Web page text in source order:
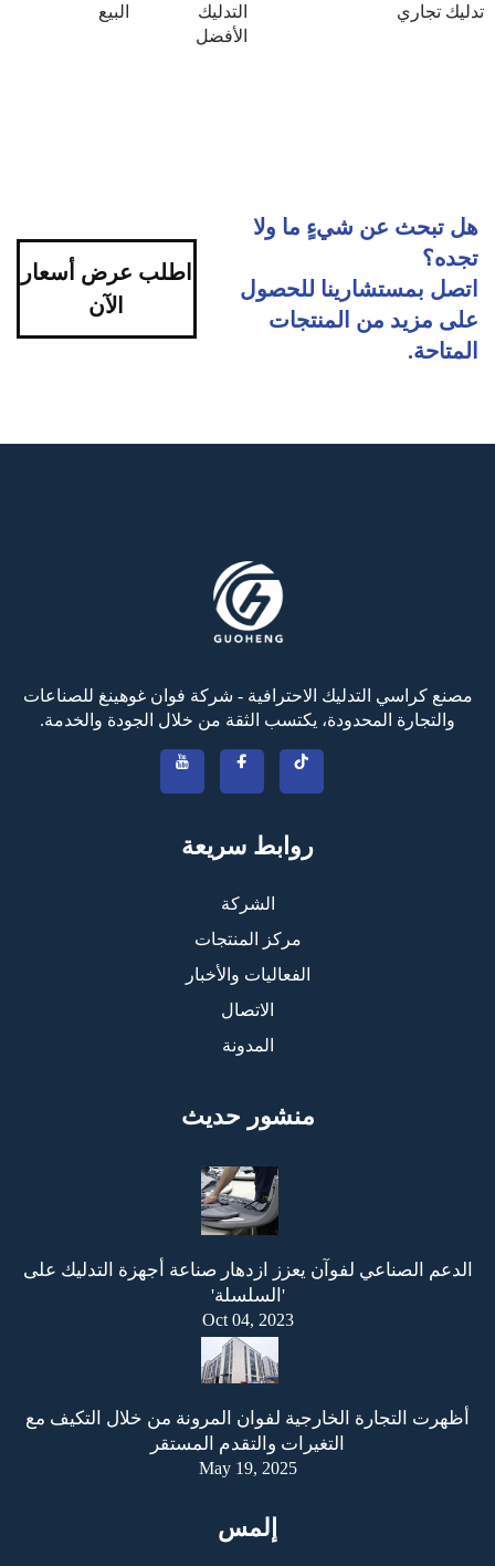
تدليك تجاري
التدليك
الأفضل
البيع
هل تبحث عن شيءٍ ما ولا
تجده؟
اتصل بمستشارينا للحصول
على مزيد من المنتجات
المتاحة.
اطلب عرض أسعار
الآن
مصنع كراسي التدليك الاحترافية - شركة فوان غوهينغ للصناعات
والتجارة المحدودة، يكتسب الثقة من خلال الجودة والخدمة.
روابط سريعة
الشركة
مركز المنتجات
الفعاليات والأخبار
الاتصال
المدونة
منشور حديث
الدعم الصناعي لفوآن يعزز ازدهار صناعة أجهزة التدليك على
'السلسلة'
Oct 04, 2023
أظهرت التجارة الخارجية لفوان المرونة من خلال التكيف مع
التغيرات والتقدم المستقر
May 19, 2025
إلمس